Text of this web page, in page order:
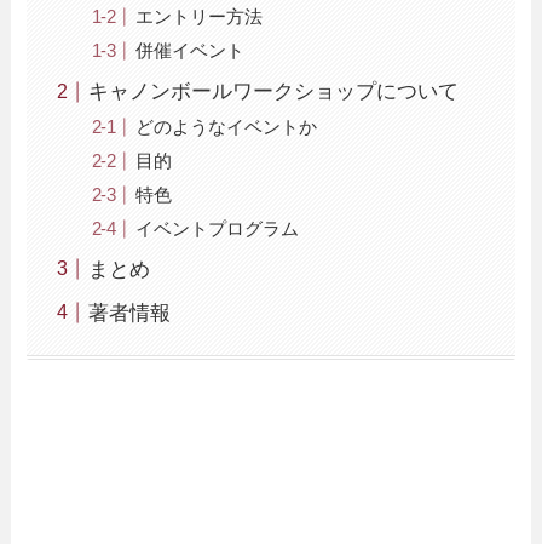
エントリー方法
併催イベント
キャノンボールワークショップについて
どのようなイベントか
目的
特色
イベントプログラム
まとめ
著者情報